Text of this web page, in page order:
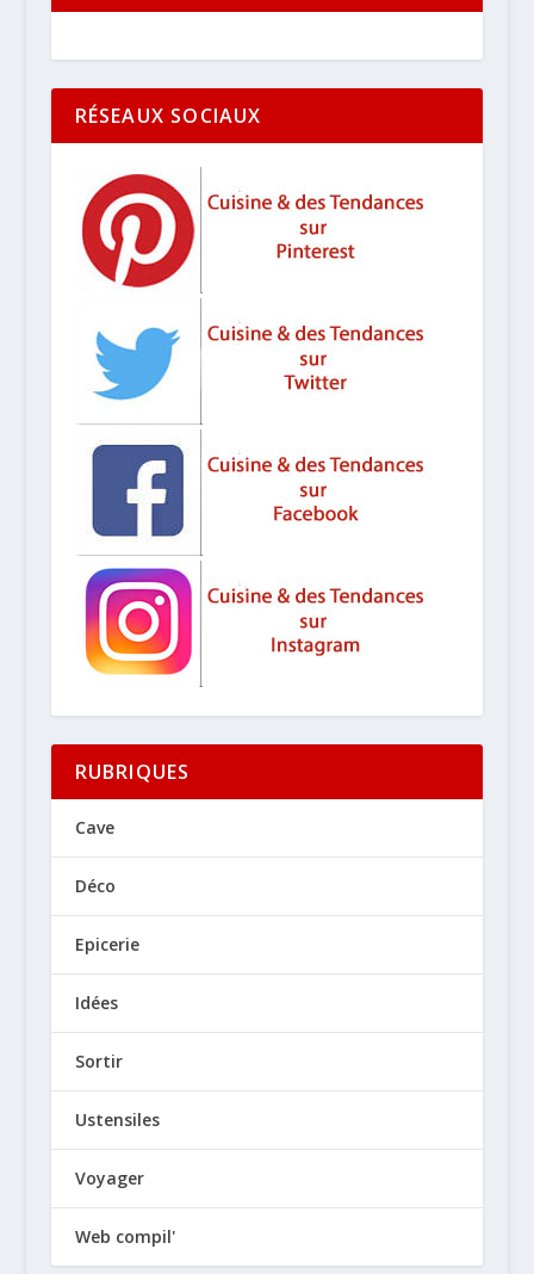
RÉSEAUX SOCIAUX
RUBRIQUES
Cave
Déco
Epicerie
Idées
Sortir
Ustensiles
Voyager
Web compil'